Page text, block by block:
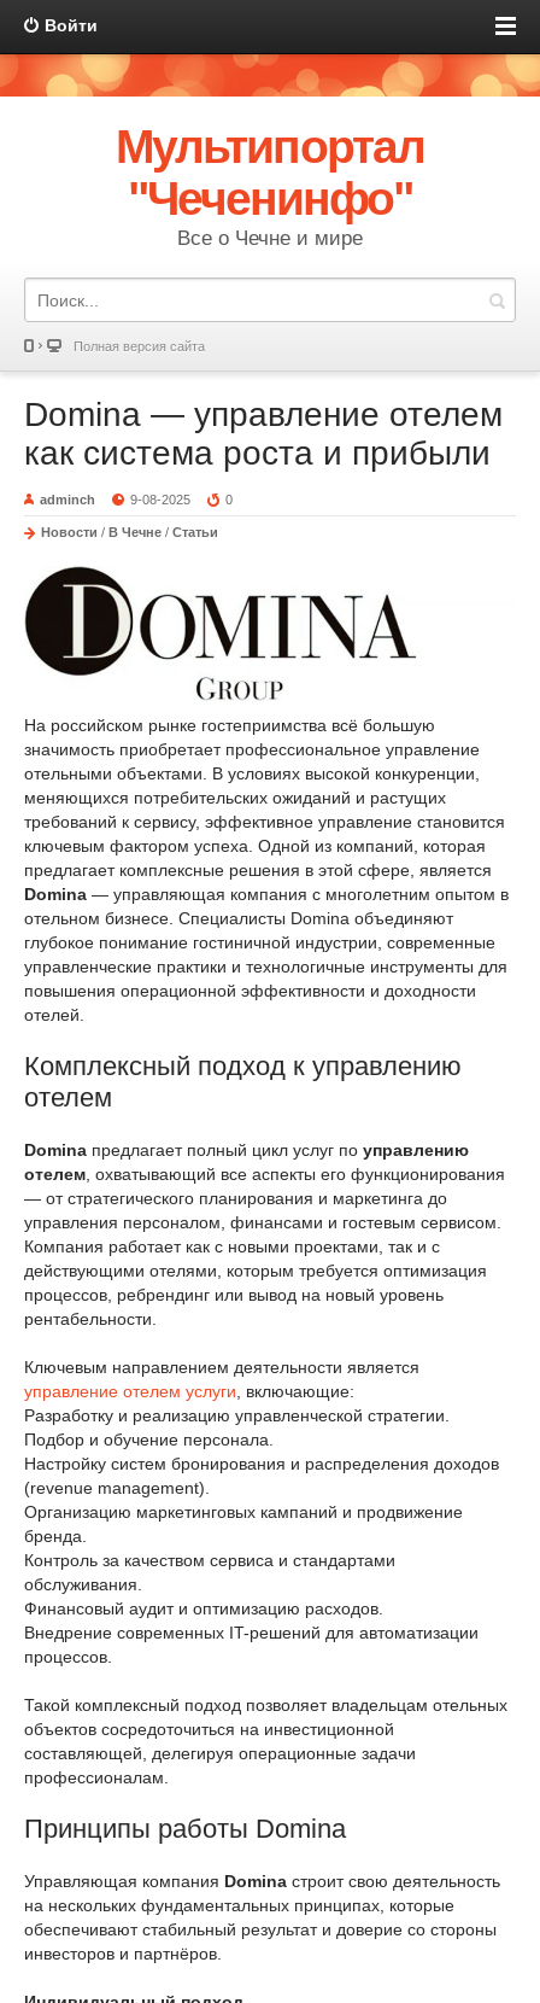
Войти
Мультипортал
"Чеченинфо"
Все о Чечне и мире
Полная версия сайта
Domina — управление отелем
как система роста и прибыли
adminch 9-08-2025 0
Новости / В Чечне / Статьи
На российском рынке гостеприимства всё большую
значимость приобретает профессиональное управление
отельными объектами. В условиях высокой конкуренции,
меняющихся потребительских ожиданий и растущих
требований к сервису, эффективное управление становится
ключевым фактором успеха. Одной из компаний, которая
предлагает комплексные решения в этой сфере, является
Domina — управляющая компания с многолетним опытом в
отельном бизнесе. Специалисты Domina объединяют
глубокое понимание гостиничной индустрии, современные
управленческие практики и технологичные инструменты для
повышения операционной эффективности и доходности
отелей.
Комплексный подход к управлению
отелем
Domina предлагает полный цикл услуг по управлению
отелем , охватывающий все аспекты его функционирования
— от стратегического планирования и маркетинга до
управления персоналом, финансами и гостевым сервисом.
Компания работает как с новыми проектами, так и с
действующими отелями, которым требуется оптимизация
процессов, ребрендинг или вывод на новый уровень
рентабельности.
Ключевым направлением деятельности является
управление отелем услуги , включающие:
Разработку и реализацию управленческой стратегии.
Подбор и обучение персонала.
Настройку систем бронирования и распределения доходов
(revenue management).
Организацию маркетинговых кампаний и продвижение
бренда.
Контроль за качеством сервиса и стандартами
обслуживания.
Финансовый аудит и оптимизацию расходов.
Внедрение современных IT-решений для автоматизации
процессов.
Такой комплексный подход позволяет владельцам отельных
объектов сосредоточиться на инвестиционной
составляющей, делегируя операционные задачи
профессионалам.
Принципы работы Domina
Управляющая компания Domina строит свою деятельность
на нескольких фундаментальных принципах, которые
обеспечивают стабильный результат и доверие со стороны
инвесторов и партнёров.